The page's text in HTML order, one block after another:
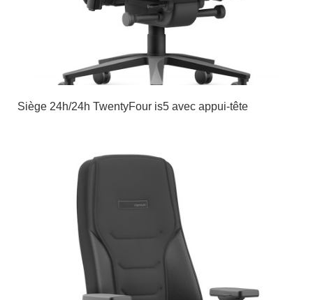
Siège 24h/24h TwentyFour is5 avec appui-tête